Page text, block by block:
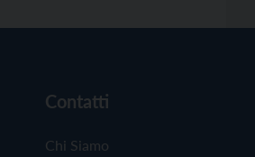
Contatti
Chi Siamo